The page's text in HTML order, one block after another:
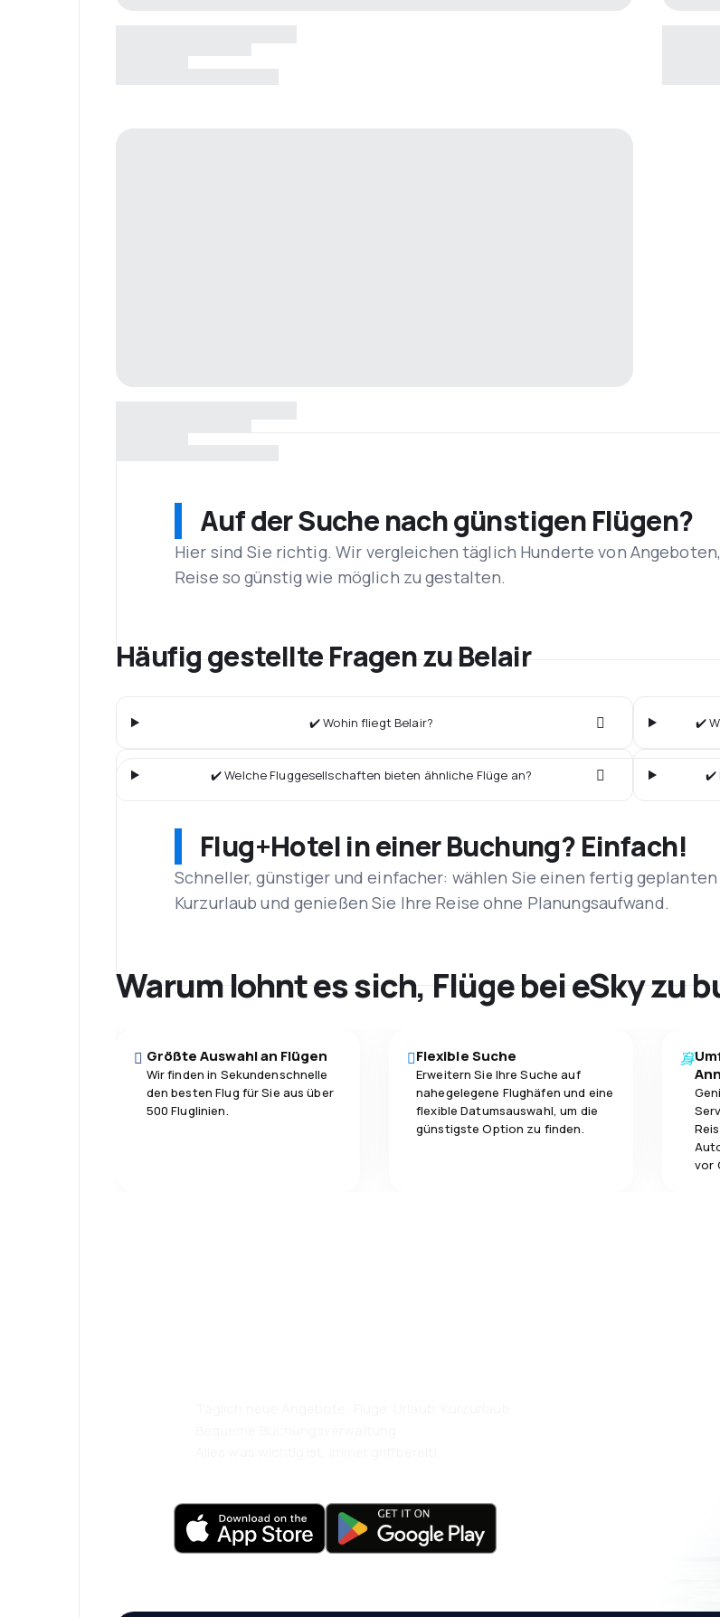
Auf der Suche nach günstigen Flügen?
Hier sind Sie richtig. Wir vergleichen täglich Hunderte von
Reise so günstig wie möglich zu gestalten.
Häufig gestellte Fragen zu Belair
✔️ Wohin fliegt Belair? ✔️
✔️ Welche Fluggesellschaften bieten ähnliche Flüge an? ✔️
Flug+Hotel in einer Buchung? Einfach!
Schneller, günstiger und einfacher: wählen Sie einen fertig
Kurzurlaub und genießen Sie Ihre Reise ohne Planungsaufwand.
Warum lohnt es sich, Flüge bei eSky zu
Größte Auswahl an Flügen
Wir finden in Sekundenschnelle
den besten Flug für Sie aus über
500 Fluglinien.
Flexible Suche
Erweitern Sie Ihre Suche auf
nahegelegene Flughäfen und eine
flexible Datumsauswahl, um die
günstigste Option zu finden.
vor